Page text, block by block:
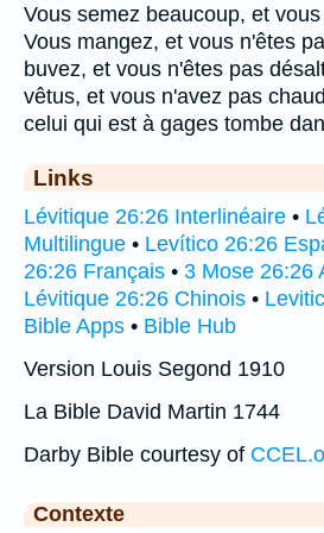
Vous semez beaucoup, et
Vous mangez, et vous n'êtes
buvez, et vous n'êtes pas
vêtus, et vous n'avez pas
celui qui est à gages tombe
Links
Lévitique 26:26 Interlinéaire •
Multilingue • Levítico 26:26
26:26 Français • 3 Mose 26:26
Lévitique 26:26 Chinois •
Bible Apps • Bible Hub
Version Louis Segond 1910
La Bible David Martin 1744
Darby Bible courtesy of
Contexte